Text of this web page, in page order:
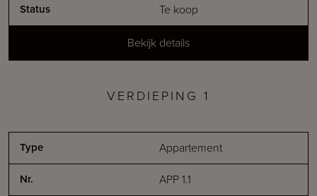
Te koop
Bekijk details
VERDIEPING 1
Appartement
APP 1.1